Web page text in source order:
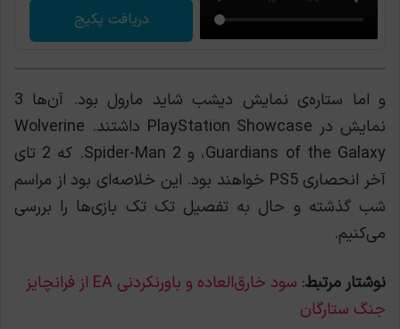
دریافت پکیج
و اما ستاره‌ی نمایش دیشب شاید مارول بود. آن‌ها 3
نمایش در PlayStation Showcase داشتند. Wolverine
،Guardians of the Galaxy و Spider-Man 2. که 2 تای
آخر انحصاری PS5 خواهند بود. این خلاصه‌ای بود از مراسم
شب گذشته و حال به تفصیل تک تک بازی‌ها را بررسی
می‌کنیم.
نوشتار مرتبط:
سود خارق‌العاده و باورنکردنی EA از فرانچایز
جنگ ستارگان